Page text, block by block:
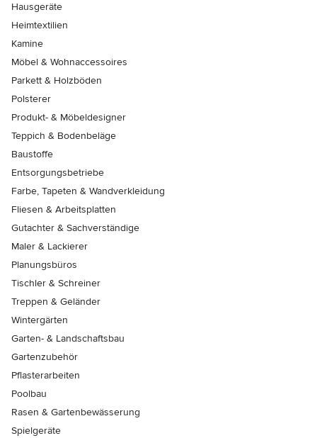
Hausgeräte
Heimtextilien
Kamine
Möbel & Wohnaccessoires
Parkett & Holzböden
Polsterer
Produkt- & Möbeldesigner
Teppich & Bodenbeläge
Baustoffe
Entsorgungsbetriebe
Farbe, Tapeten & Wandverkleidung
Fliesen & Arbeitsplatten
Gutachter & Sachverständige
Maler & Lackierer
Planungsbüros
Tischler & Schreiner
Treppen & Geländer
Wintergärten
Garten- & Landschaftsbau
Gartenzubehör
Pflasterarbeiten
Poolbau
Rasen & Gartenbewässerung
Spielgeräte